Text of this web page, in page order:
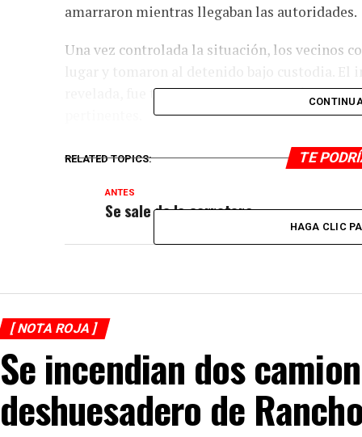
amarraron mientras llegaban las autoridades.
Una vez controlada la situación, los vecinos
revelada, fue trasladado a la comisaría local
RELATED TOPICS:
ANTES
Se sale de la carretera
TE
HAGA CLIC
[ NOTA ROJA ]
Se incendian dos
deshuesadero de